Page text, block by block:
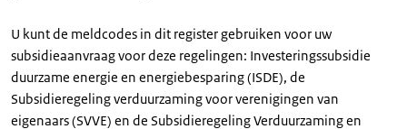
U kunt de meldcodes in dit register gebruiken voor uw
subsidieaanvraag voor deze regelingen: Investeringssubsidie
duurzame energie en energiebesparing (ISDE), de
Subsidieregeling verduurzaming voor verenigingen van
eigenaars (SVVE) en de Subsidieregeling Verduurzaming en